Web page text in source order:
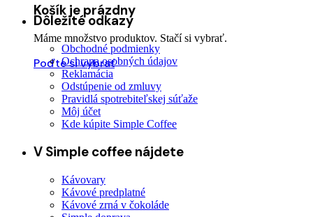
Košík je prázdny
Máme množstvo produktov. Stačí si vybrať.
Poďte si vybrať
Dôležité odkazy
Obchodné podmienky
Ochrana osobných údajov
Reklamácia
Odstúpenie od zmluvy
Pravidlá spotrebiteľskej súťaže
Môj účet
Kde kúpite Simple Coffee
V Simple coffee nájdete
Kávovary
Kávové predplatné
Kávové zrná v čokoláde